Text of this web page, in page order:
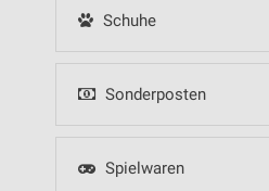
Schuhe
Sonderposten
Spielwaren